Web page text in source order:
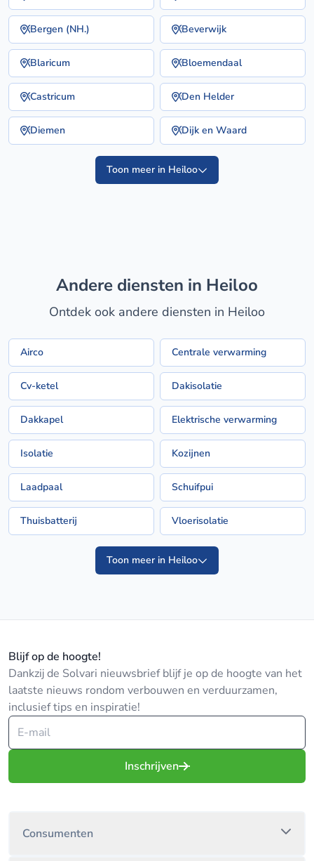
Bergen (NH.) Beverwijk
Blaricum Bloemendaal
Castricum Den Helder
Diemen Dijk en Waard
Toon meer in Heiloo
Andere diensten in Heiloo
Ontdek ook andere diensten in Heiloo
Airco Centrale verwarming
Cv-ketel Dakisolatie
Dakkapel Elektrische verwarming
Isolatie Kozijnen
Laadpaal Schuifpui
Thuisbatterij Vloerisolatie
Toon meer in Heiloo
Blijf op de hoogte!
Dankzij de Solvari nieuwsbrief blijf je op de hoogte van het
laatste nieuws rondom verbouwen en verduurzamen,
inclusief tips en inspiratie!
Inschrijven
Consumenten